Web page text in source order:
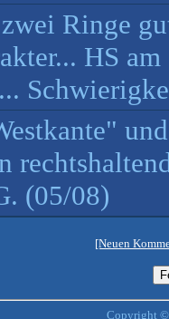
Ringe
HS
(05/08)
[Neuen
Copyright ©